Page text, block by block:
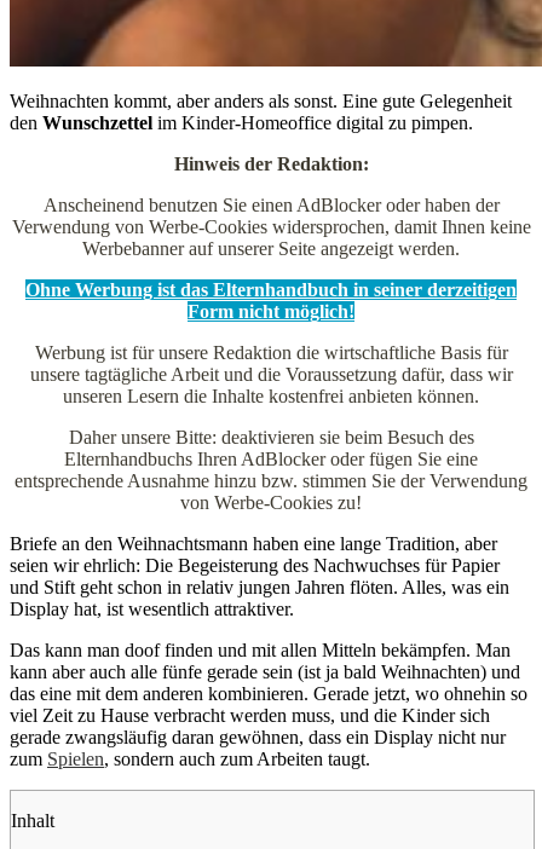
Weihnachten kommt, aber anders als sonst. Eine gute Gelegenheit
den Wunschzettel im Kinder-Homeoffice digital zu pimpen.
Hinweis der Redaktion:
Anscheinend benutzen Sie einen AdBlocker oder haben der
Verwendung von Werbe-Cookies widersprochen, damit Ihnen keine
Werbebanner auf unserer Seite angezeigt werden.
Ohne Werbung ist das Elternhandbuch in seiner derzeitigen
Form nicht möglich!
Werbung ist für unsere Redaktion die wirtschaftliche Basis für
unsere tagtägliche Arbeit und die Voraussetzung dafür, dass wir
unseren Lesern die Inhalte kostenfrei anbieten können.
Daher unsere Bitte: deaktivieren sie beim Besuch des
Elternhandbuchs Ihren AdBlocker oder fügen Sie eine
entsprechende Ausnahme hinzu bzw. stimmen Sie der Verwendung
von Werbe-Cookies zu!
Briefe an den Weihnachtsmann haben eine lange Tradition, aber
seien wir ehrlich: Die Begeisterung des Nachwuchses für Papier
und Stift geht schon in relativ jungen Jahren flöten. Alles, was ein
Display hat, ist wesentlich attraktiver.
Das kann man doof finden und mit allen Mitteln bekämpfen. Man
kann aber auch alle fünfe gerade sein (ist ja bald Weihnachten) und
das eine mit dem anderen kombinieren. Gerade jetzt, wo ohnehin so
viel Zeit zu Hause verbracht werden muss, und die Kinder sich
gerade zwangsläufig daran gewöhnen, dass ein Display nicht nur
zum Spielen, sondern auch zum Arbeiten taugt.
Inhalt